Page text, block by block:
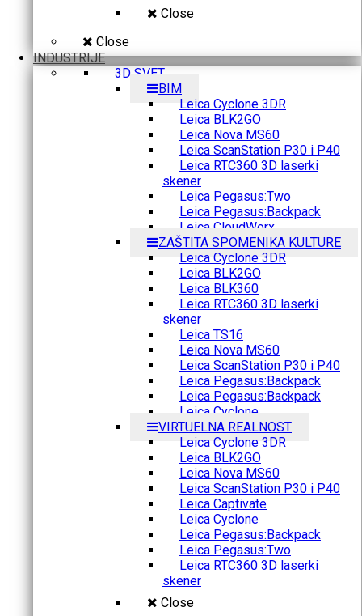
Close
Close
INDUSTRIJE
3D SVET
BIM
Leica Cyclone 3DR
Leica BLK2GO
Leica Nova MS60
Leica ScanStation P30 i P40
Leica RTC360 3D laserki
skener
Leica Pegasus:Two
Leica Pegasus:Backpack
Leica CloudWorx
ZAŠTITA SPOMENIKA KULTURE
Leica Cyclone 3DR
Leica BLK2GO
Leica BLK360
Leica RTC360 3D laserki
skener
Leica TS16
Leica Nova MS60
Leica ScanStation P30 i P40
Leica Pegasus:Backpack
Leica Pegasus:Backpack
Leica Cyclone
VIRTUELNA REALNOST
Leica Cyclone 3DR
Leica BLK2GO
Leica Nova MS60
Leica ScanStation P30 i P40
Leica Captivate
Leica Cyclone
Leica Pegasus:Backpack
Leica Pegasus:Two
Leica RTC360 3D laserki
skener
Close